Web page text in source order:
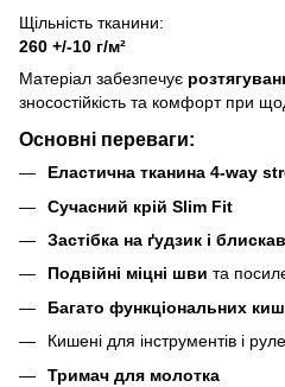
Щільність тканини:
260 +/-10 г/м²
Матеріал забезпечує
зносостійкість та комфорт при
Основні переваги:
Еластична тканина 4-way
Сучасний крій Slim Fit
Застібка на ґудзик і
Подвійні міцні шви та
Багато функціональних
Кишені для інструментів і
Тримач для молотка